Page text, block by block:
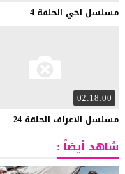
مسلسل اخي الحلقة 4
02:18:00
مسلسل الاعراف الحلقة 24
شاهد أيضاً :